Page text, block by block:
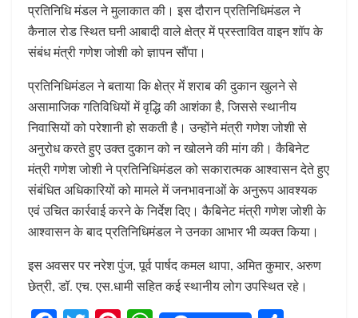
प्रतिनिधि मंडल ने मुलाकात की। इस दौरान प्रतिनिधिमंडल ने
कैनाल रोड स्थित घनी आबादी वाले क्षेत्र में प्रस्तावित वाइन शॉप के
संबंध मंत्री गणेश जोशी को ज्ञापन सौंपा।
प्रतिनिधिमंडल ने बताया कि क्षेत्र में शराब की दुकान खुलने से
असामाजिक गतिविधियों में वृद्धि की आशंका है, जिससे स्थानीय
निवासियों को परेशानी हो सकती है। उन्होंने मंत्री गणेश जोशी से
अनुरोध करते हुए उक्त दुकान को न खोलने की मांग की। कैबिनेट
मंत्री गणेश जोशी ने प्रतिनिधिमंडल को सकारात्मक आश्वासन देते हुए
संबंधित अधिकारियों को मामले में जनभावनाओं के अनुरूप आवश्यक
एवं उचित कार्रवाई करने के निर्देश दिए। कैबिनेट मंत्री गणेश जोशी के
आश्वासन के बाद प्रतिनिधिमंडल ने उनका आभार भी व्यक्त किया।
इस अवसर पर नरेश पुंज, पूर्व पार्षद कमल थापा, अमित कुमार, अरुण
छेत्री, डॉ. एच. एस.धामी सहित कई स्थानीय लोग उपस्थित रहे।